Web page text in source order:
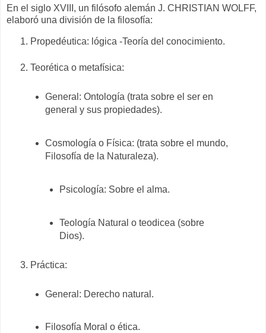
En el siglo XVIII, un filósofo alemán J. CHRISTIAN WOLFF,
elaboró una división de la filosofía:
Propedéutica: lógica -Teoría del conocimiento.
Teorética o metafísica:
General: Ontología (trata sobre el ser en
general y sus propiedades).
Cosmología o Física: (trata sobre el mundo,
Filosofía de la Naturaleza).
Psicología: Sobre el alma.
Teología Natural o teodicea (sobre
Dios).
Práctica:
General: Derecho natural.
Filosofía Moral o ética.